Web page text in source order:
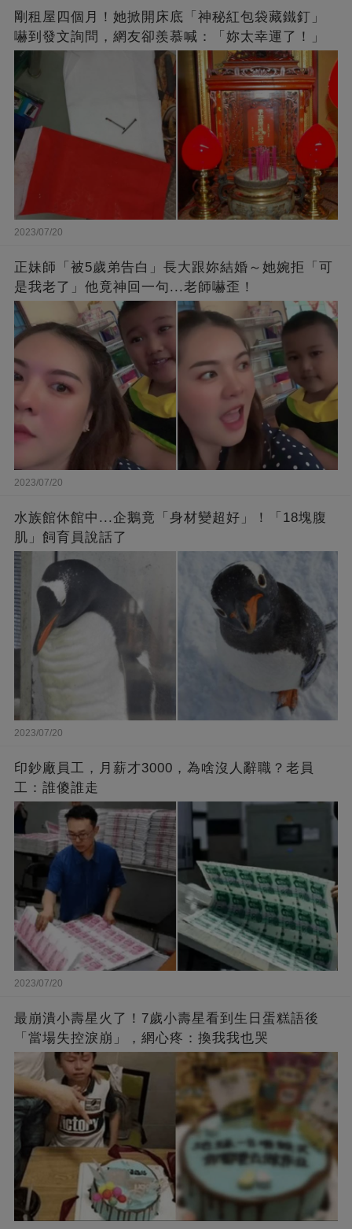
剛租屋四個月！她掀開床底「神秘紅包袋藏鐵釘」
嚇到發文詢問，網友卻羨慕喊：「妳太幸運了！」
2023/07/20
正妹師「被5歲弟告白」長大跟妳結婚～她婉拒「可
是我老了」他竟神回一句...老師嚇歪！
2023/07/20
水族館休館中...企鵝竟「身材變超好」！「18塊腹
肌」飼育員說話了
2023/07/20
印鈔廠員工，月薪才3000，為啥沒人辭職？老員
工：誰傻誰走
2023/07/20
最崩潰小壽星火了！7歲小壽星看到生日蛋糕語後
「當場失控淚崩」，網心疼：換我我也哭